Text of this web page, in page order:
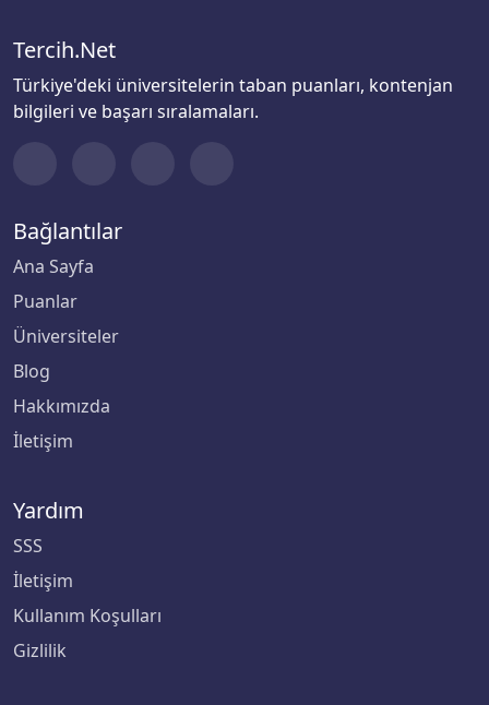
Tercih.Net
Türkiye'deki üniversitelerin taban puanları, kontenjan
bilgileri ve başarı sıralamaları.
Bağlantılar
Ana Sayfa
Puanlar
Üniversiteler
Blog
Hakkımızda
İletişim
Yardım
SSS
İletişim
Kullanım Koşulları
Gizlilik